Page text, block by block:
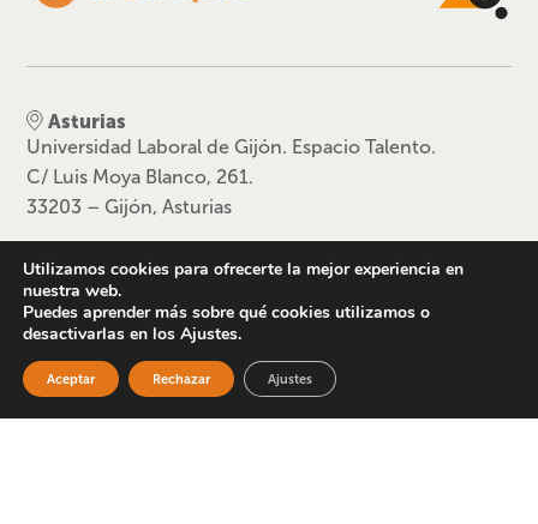
Asturias
Universidad Laboral de Gijón. Espacio Talento.
C/ Luis Moya Blanco, 261.
33203 – Gijón, Asturias
C/ Getafe, 15
28912 Leganés, Madrid
Carrer de la Hispanitat 6, Can Boada
Utilizamos cookies para ofrecerte la mejor experiencia en
nuestra web.
Puedes aprender más sobre qué cookies utilizamos o
desactivarlas en los Ajustes.
Aceptar Rechazar Ajustes